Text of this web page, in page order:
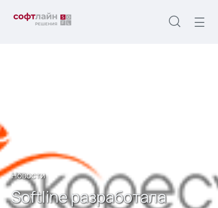
Новости
Softline разработала